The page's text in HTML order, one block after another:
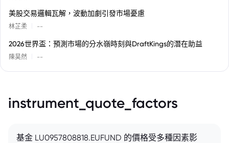
美股交易邏輯瓦解，波動加劇引發市場憂慮
林芷柔 --
2026世界盃：預測市場的分水嶺時刻與DraftKings的潛在助益
陳昊然 --
instrument_quote_factors
基金 LU0957808818.EUFUND 的價格受多種因素影